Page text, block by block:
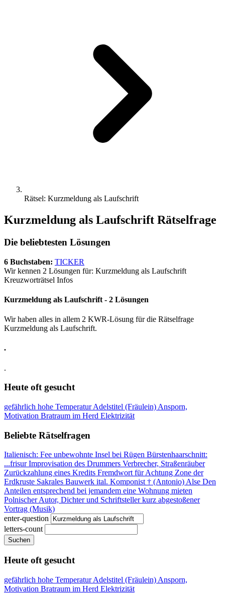
Rätsel: Kurzmeldung als Laufschrift
Kurzmeldung als Laufschrift Rätselfrage
Die beliebtesten Lösungen
6 Buchstaben: TICKER
Wir kennen 2 Lösungen für: Kurzmeldung als Laufschrift
Kreuzworträtsel Infos
Kurzmeldung als Laufschrift - 2 Lösungen
Wir haben alles in allem 2 KWR-Lösung für die Rätselfrage
Kurzmeldung als Laufschrift.
.
.
Heute oft gesucht
gefährlich hohe TemperaturAdelstitel (Fräulein) Ansporn,
Motivation Bratraum im Herd Elektrizität
Beliebte Rätselfragen
Italienisch: Fee unbewohnte Insel bei Rügen Bürstenhaarschnitt:
...frisurImprovisation des Drummers Verbrecher, Straßenräuber
Zurückzahlung eines Kredits Fremdwort für Achtung Zone der
Erdkruste Sakrales Bauwerk ital. Komponist † (Antonio)Alse Den
Anteilen entsprechend bei jemandem eine Wohnung mieten
Polnischer Autor, Dichter und Schriftstellerkurz abgestoßener
Vortrag (Musik)
enter-question
letters-count
Suchen
Heute oft gesucht
gefährlich hohe TemperaturAdelstitel (Fräulein) Ansporn,
Motivation Bratraum im Herd Elektrizität